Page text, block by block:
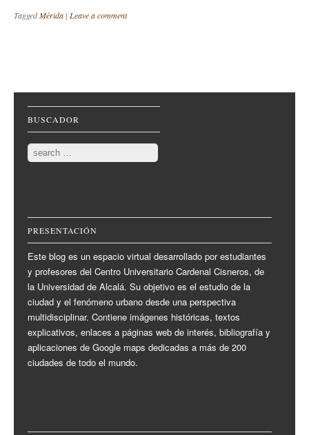
TaggedMérida | Leave a comment
Post navigation
BUSCADOR
Search
PRESENTACIÓN
Este blog es un espacio virtual desarrollado por estudiantes
y profesores del Centro Universitario Cardenal Cisneros, de
la Universidad de Alcalá. Su objetivo es el estudio de la
ciudad y el fenómeno urbano desde una perspectiva
multidisciplinar. Contiene imágenes históricas, textos
explicativos, enlaces a páginas web de interés, bibliografía y
aplicaciones de Google maps dedicadas a más de 200
ciudades de todo el mundo.